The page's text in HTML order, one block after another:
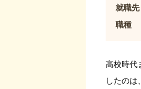
就職先
職種
高校時代
したのは